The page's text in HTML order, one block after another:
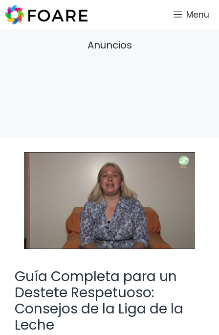
Saltar
al
Menu
Anuncios
Guía Completa para un
Destete Respetuoso:
Consejos de la Liga de la
Leche